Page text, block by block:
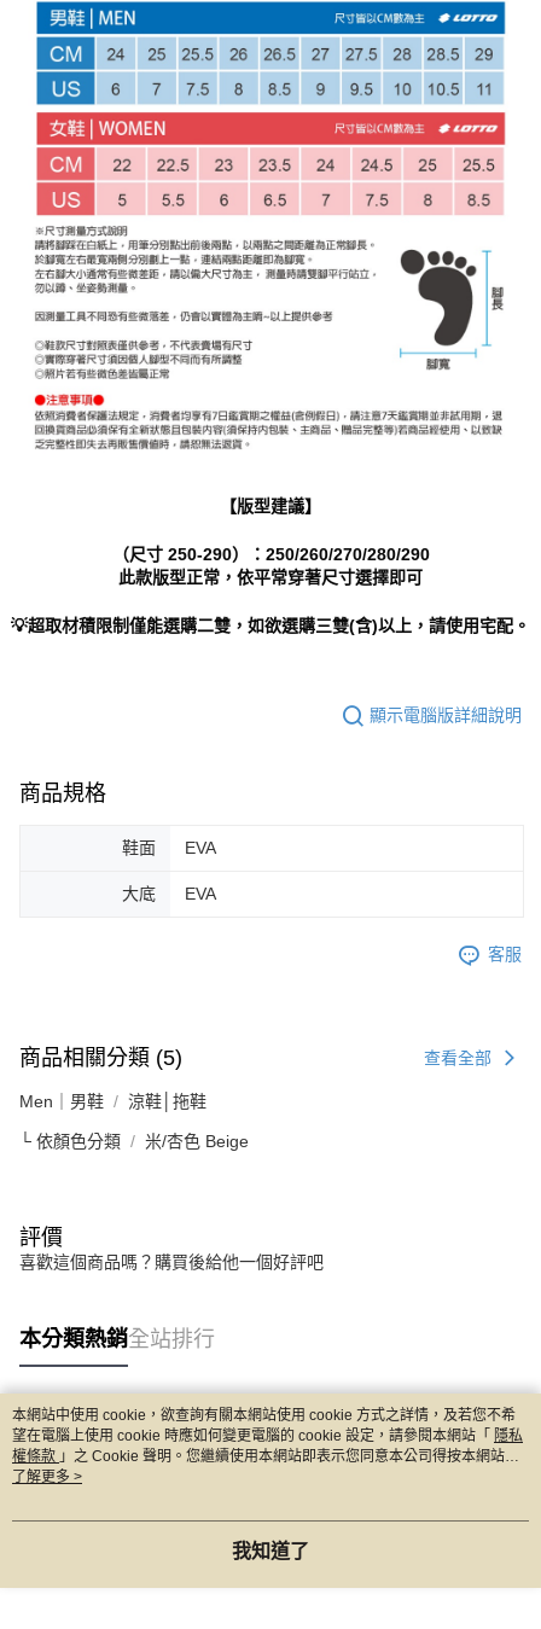
【版型建議】
（尺寸 250-290）：250/260/270/280/290
此款版型正常，依平常穿著尺寸選擇即可
💡超取材積限制僅能選購二雙，如欲選購三雙(含)以上，請使用宅配。
顯示電腦版詳細說明
商品規格
鞋面 EVA
大底 EVA
客服
商品相關分類 (5) 查看全部
Men｜男鞋 涼鞋│拖鞋
└ 依顏色分類 米/杏色 Beige
評價
喜歡這個商品嗎？購買後給他一個好評吧
本分類熱銷全站排行
熱門標籤
本網站中使用 cookie，欲查詢有關本網站使用 cookie 方式之詳情，及若您不希
望在電腦上使用 cookie 時應如何變更電腦的 cookie 設定，請參閱本網站「 隱私
權條款 」之 Cookie 聲明。您繼續使用本網站即表示您同意本公司得按本網站使
用條款之 Cookie 聲明使用 cookie。
了解更多 >
我知道了